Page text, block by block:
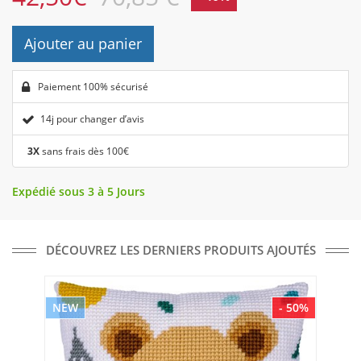
Ajouter au panier
Paiement 100% sécurisé
14j pour changer d’avis
3Xsans frais dès 100€
Expédié sous 3 à 5 Jours
DÉCOUVREZ LES DERNIERS PRODUITS AJOUTÉS
- 50%
NEW